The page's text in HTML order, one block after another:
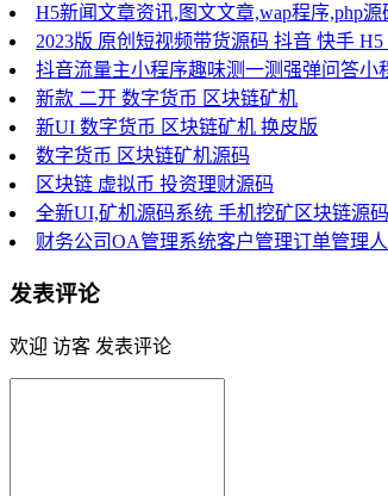
H5新闻文章资讯,图文文章,wap程序,php源
2023版 原创短视频带货源码 抖音 快手
抖音流量主小程序趣味测一测强弹问答
新款 二开 数字货币 区块链矿机
新UI 数字货币 区块链矿机 换皮版
数字货币 区块链矿机源码
区块链 虚拟币 投资理财源码
全新UI,矿机源码系统 手机挖矿区块链源码
财务公司OA管理系统客户管理订单管理
发表评论
欢迎 访客 发表评论